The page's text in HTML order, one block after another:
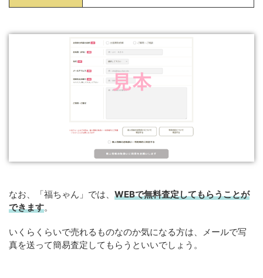
なお、「福ちゃん」では、 WEBで無料査定してもらうことが
できます。
いくらくらいで売れるものなのか気になる方は、メールで写
真を送って簡易査定してもらうといいでしょう。